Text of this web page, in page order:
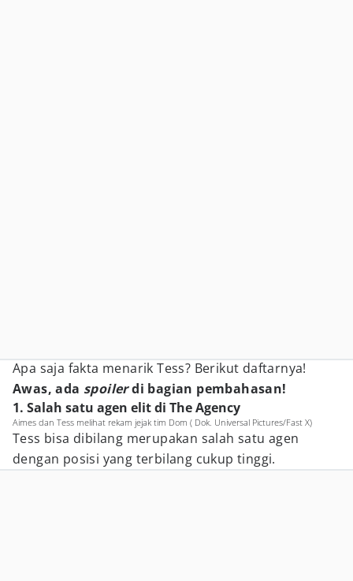
Apa saja fakta menarik Tess? Berikut daftarnya!
Awas, ada spoilerdi bagian pembahasan!
1. Salah satu agen elit di The Agency
Aimes dan Tess melihat rekam jejak tim Dom ( Dok. Universal Pictures/Fast X)
Tess bisa dibilang merupakan salah satu agen
dengan posisi yang terbilang cukup tinggi.